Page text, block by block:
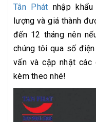
Tân Phát nhập
lượng và giá thành
đến 12 tháng nên
chúng tôi qua số
vấn và cập nhật các
kèm theo nhé!